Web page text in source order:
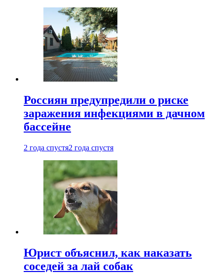
Россиян предупредили о риске
заражения инфекциями в дачном
бассейне
2 года спустя2 года спустя
Юрист объяснил, как наказать
соседей за лай собак